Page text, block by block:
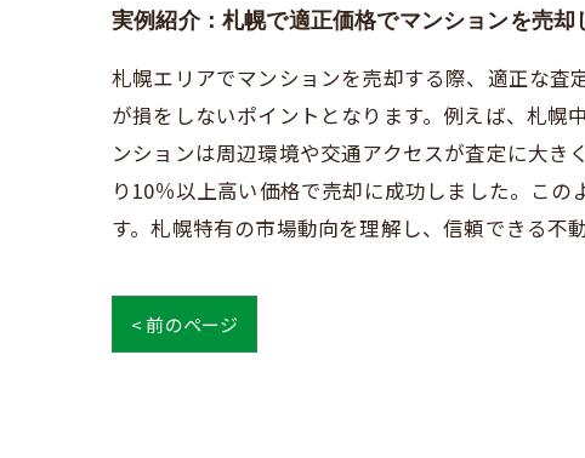
実例紹介：札幌で適正価格でマンションを売却
札幌エリアでマンションを売却する際、適正な査
が損をしないポイントとなります。例えば、札
ンションは周辺環境や交通アクセスが査定に大
り10％以上高い価格で売却に成功しました。こ
す。札幌特有の市場動向を理解し、信頼できる不
< 前のページ